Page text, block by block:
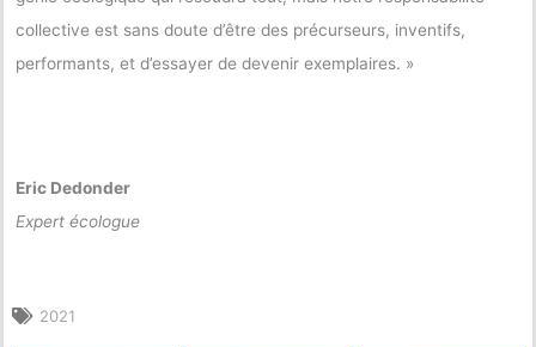
collective est sans doute d’être des précurseurs, inventifs,
performants, et d’essayer de devenir exemplaires. »
Eric Dedonder
Expert écologue
2021